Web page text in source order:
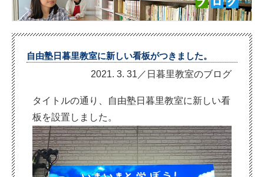
自由塾日暮里教室に新しい看板がつきました。
2021. 3. 31／日暮里教室のブログ
タイトルの通り、自由塾日暮里教室に新しい看
板を設置しました。